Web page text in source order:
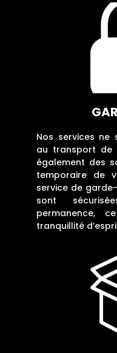
Nos services ne
au transport de
également des
temporaire de
service de
sont
permanence,
tranquillité